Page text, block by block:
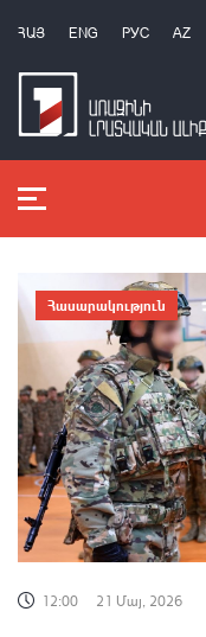
ՀԱՅ ENG РУС AZ
Հասարակություն
12:00 21 Մայ, 2026